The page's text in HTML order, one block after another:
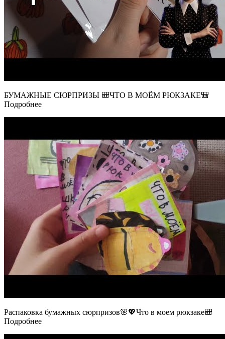
БУМАЖНЫЕ СЮРПРИЗЫ 🎒ЧТО В МОЁМ РЮКЗАКЕ🎒
Подробнее
Распаковка бумажных сюрпризов🌸💖Что в моем рюкзаке🎒
Подробнее